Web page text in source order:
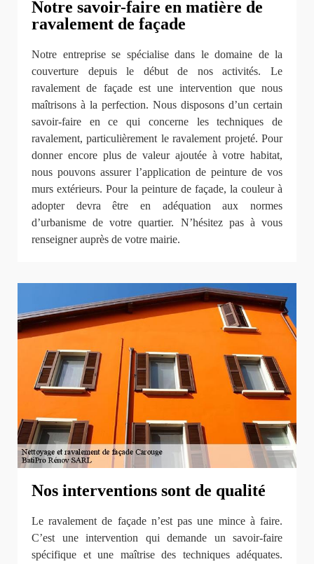
Notre savoir-faire en matière de
ravalement de façade
Notre entreprise se spécialise dans le domaine de la
couverture depuis le début de nos activités. Le
ravalement de façade est une intervention que nous
maîtrisons à la perfection. Nous disposons d’un certain
savoir-faire en ce qui concerne les techniques de
ravalement, particulièrement le ravalement projeté. Pour
donner encore plus de valeur ajoutée à votre habitat,
nous pouvons assurer l’application de peinture de vos
murs extérieurs. Pour la peinture de façade, la couleur à
adopter devra être en adéquation aux normes
d’urbanisme de votre quartier. N’hésitez pas à vous
renseigner auprès de votre mairie.
Nos interventions sont de qualité
Le ravalement de façade n’est pas une mince à faire.
C’est une intervention qui demande un savoir-faire
spécifique et une maîtrise des techniques adéquates.